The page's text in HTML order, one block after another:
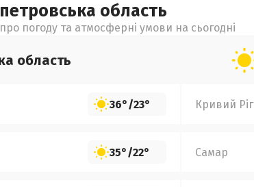
область
погоду та атмосферні умови на сьогодні
область
36°/23° Кривий Ріг
35°/22° Самар